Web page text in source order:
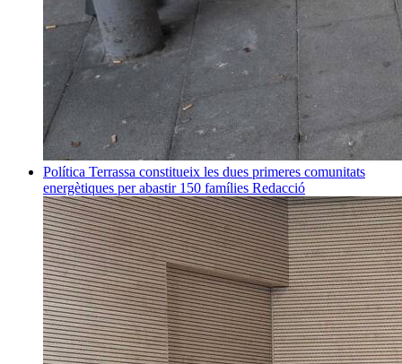
Política Terrassa constitueix les dues primeres comunitats
energètiques per abastir 150 famílies Redacció